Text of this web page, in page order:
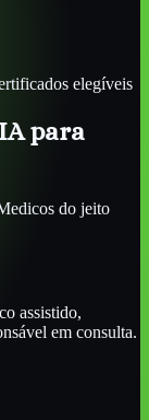
elegíveis
IA para
do jeito
assistido,
em consulta.